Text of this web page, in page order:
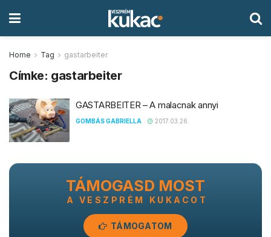
Home Tag gastarbeiter
Címke: gastarbeiter
GASTARBEITER – A malacnak annyi
GOMBÁS GABRIELLA 2017.03.26.
TÁMOGASD MOST
A VESZPRÉM KUKACOT
TÁMOGATOM